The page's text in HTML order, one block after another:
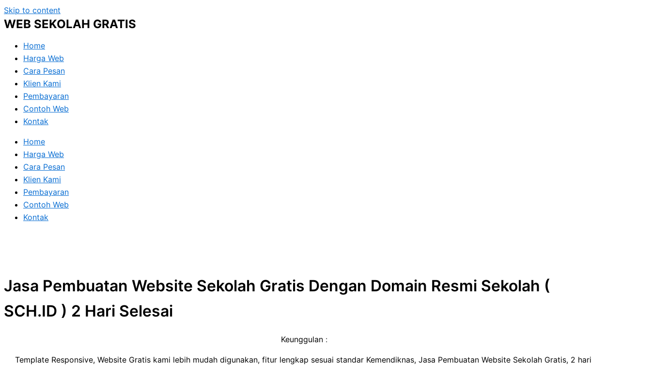
Skip to content
WEB SEKOLAH GRATIS
Home
Harga Web
Cara Pesan
Klien Kami
Pembayaran
Contoh Web
Kontak
Home
Harga Web
Cara Pesan
Klien Kami
Pembayaran
Contoh Web
Kontak
Jasa Pembuatan Website Sekolah Gratis Dengan Domain Resmi Sekolah (
SCH.ID ) 2 Hari Selesai
Keunggulan :
Template Responsive, Website Gratis kami lebih mudah digunakan, fitur lengkap sesuai standar Kemendiknas, Jasa Pembuatan Website Sekolah Gratis, 2 hari